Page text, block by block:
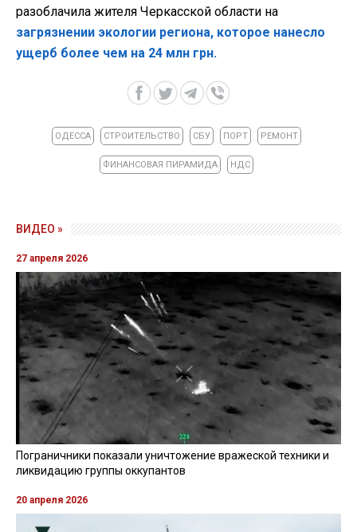
разоблачила жителя Черкасской области на
загрязнении экологии региона, которое нанесло
ущерб более чем на 24 млн грн.
ОДЕССА СТРОИТЕЛЬСТВО СБУ ПОРТ РЕМОНТ
ФИНАНСОВАЯ ПИРАМИДА НДС
ВИДЕО »
27 апреля 2026
Пограничники показали уничтожение вражеской техники и
ликвидацию группы оккупантов
20 апреля 2026